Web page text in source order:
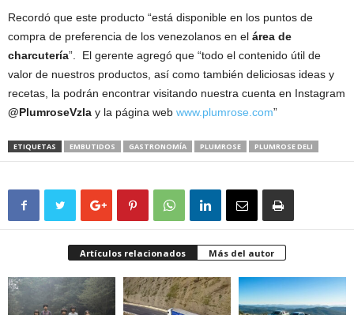
Recordó que este producto “está disponible en los puntos de
compra de preferencia de los venezolanos en el área de
charcutería”. El gerente agregó que “todo el contenido útil de
valor de nuestros productos, así como también deliciosas ideas y
recetas, la podrán encontrar visitando nuestra cuenta en Instagram
@PlumroseVzla y la página web www.plumrose.com”
ETIQUETAS EMBUTIDOS GASTRONOMÍA PLUMROSE PLUMROSE DELI
Artículos relacionados Más del autor